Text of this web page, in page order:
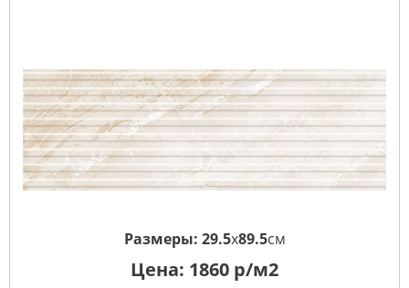
Размеры: 29.5x89.5см
Цена: 1860 р/м2